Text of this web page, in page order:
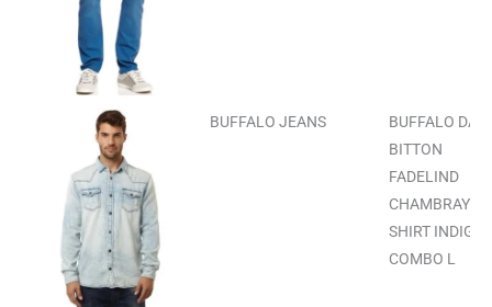
BUFFALO JEANS
BUFFALO
BITTON
FADELIND
CHAMBRAY
SHIRT INDIGO
COMBO L